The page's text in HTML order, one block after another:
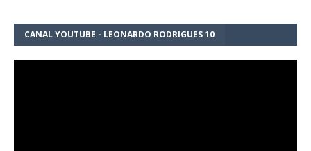
CANAL YOUTUBE - LEONARDO RODRIGUES 10